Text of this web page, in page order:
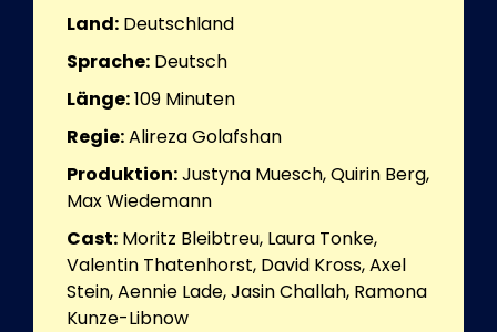
Land: Deutschland
Sprache: Deutsch
Länge:109 Minuten
Regie:Alireza Golafshan
Produktion:Justyna Muesch, Quirin Berg,
Max Wiedemann
Cast: Moritz Bleibtreu, Laura Tonke,
Valentin Thatenhorst, David Kross, Axel
Stein, Aennie Lade, Jasin Challah, Ramona
Kunze-Libnow